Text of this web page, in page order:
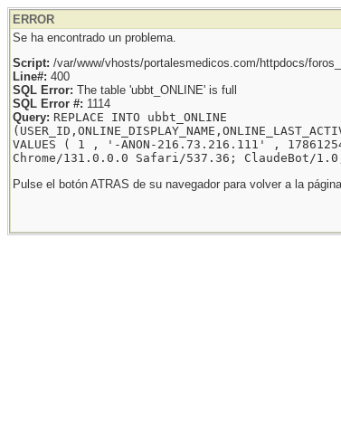
ERROR
Se ha encontrado un problema.
Script: /var/www/vhosts/portalesmedicos.com/httpdocs/
Line#: 400
SQL Error: The table 'ubbt_ONLINE' is full
SQL Error #: 1114
Query: REPLACE INTO ubbt_ONLINE
VALUES ( 1 , '-ANON-216.73.216.111' ,
Chrome/131.0.0.0 Safari/537.36; ClaudeBot/
Pulse el botón ATRAS de su navegador para volver a la